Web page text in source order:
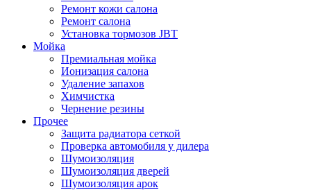
Ремонт кожи салона
Ремонт салона
Установка тормозов JBT
Мойка
Премиальная мойка
Ионизация салона
Удаление запахов
Химчистка
Чернение резины
Прочее
Защита радиатора сеткой
Проверка автомобиля у дилера
Шумоизоляция
Шумоизоляция дверей
Шумоизоляция арок